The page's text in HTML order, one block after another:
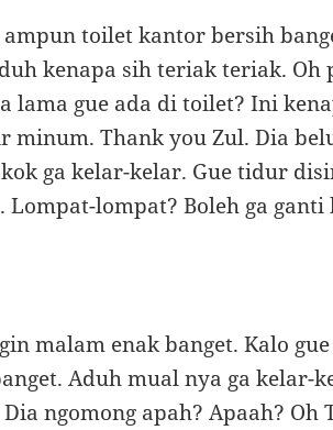
ampun toilet kantor bersih
kenapa sih teriak teriak.
lama gue ada di toilet? Ini
minum. Thank you Zul. Dia
ga kelar-kelar. Gue tidur
Lompat-lompat? Boleh ga ganti
malam enak banget. Kalo
Aduh mual nya ga kelar-
ngomong apah? Apaah?